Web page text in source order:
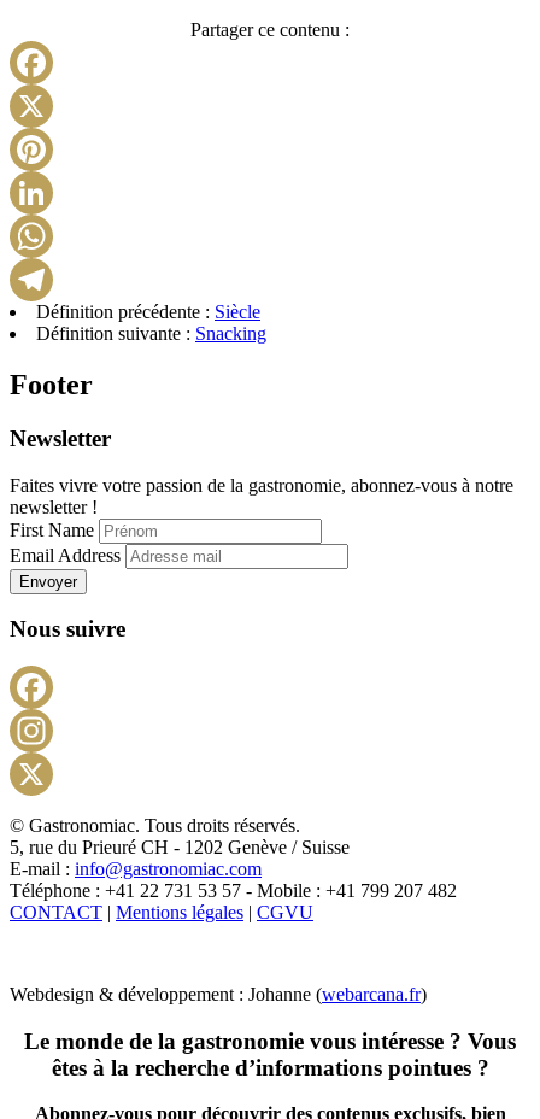
Partager ce contenu :
Définition précédente : Siècle
Définition suivante : Snacking
Footer
Newsletter
Faites vivre votre passion de la gastronomie, abonnez-vous à notre
newsletter !
First Name
Email Address
Envoyer
Nous suivre
X
© Gastronomiac. Tous droits réservés.
5, rue du Prieuré CH - 1202 Genève / Suisse
E-mail : info@gastronomiac.com
Téléphone : +41 22 731 53 57 - Mobile : +41 799 207 482
CONTACT | Mentions légales | CGVU
Webdesign & développement : Johanne (webarcana.fr)
Le monde de la gastronomie vous intéresse ? Vous
êtes à la recherche d’informations pointues ?
Abonnez-vous pour découvrir des contenus exclusifs, bien